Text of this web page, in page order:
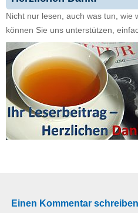
Nicht nur lesen, auch was tun, wie
können Sie uns unterstützen,
Einen Kommentar schreiben